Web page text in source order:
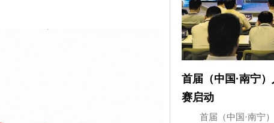
首届（中国·南宁
赛启动
首届（中国·南宁